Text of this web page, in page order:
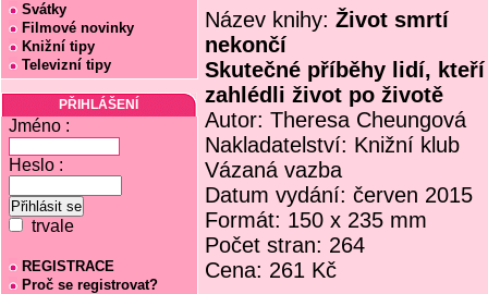
Svátky
Filmové novinky
Knižní tipy
Televizní tipy
PŘIHLÁŠENÍ
Jméno :
Heslo :
trvale
REGISTRACE
Proč se registrovat?
Název knihy: Život smrtí
nekončí
Skutečné příběhy lidí, kteří
zahlédli život po životě
Autor: Theresa Cheungová
Nakladatelství: Knižní klub
Vázaná vazba
Datum vydání: červen 2015
Formát: 150 x 235 mm
Počet stran: 264
Cena: 261 Kč